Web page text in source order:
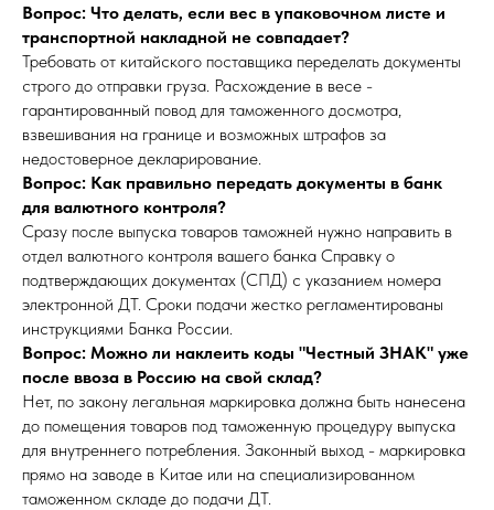
Вопрос: Что делать, если вес в упаковочном листе и
транспортной накладной не совпадает?
Требовать от китайского поставщика переделать документы
строго до отправки груза. Расхождение в весе -
гарантированный повод для таможенного досмотра,
взвешивания на границе и возможных штрафов за
недостоверное декларирование.
Вопрос: Как правильно передать документы в банк
для валютного контроля?
Сразу после выпуска товаров таможней нужно направить в
отдел валютного контроля вашего банка Справку о
подтверждающих документах (СПД) с указанием номера
электронной ДТ. Сроки подачи жестко регламентированы
инструкциями Банка России.
Вопрос: Можно ли наклеить коды "Честный ЗНАК" уже
после ввоза в Россию на свой склад?
Нет, по закону легальная маркировка должна быть нанесена
до помещения товаров под таможенную процедуру выпуска
для внутреннего потребления. Законный выход - маркировка
прямо на заводе в Китае или на специализированном
таможенном складе до подачи ДТ.